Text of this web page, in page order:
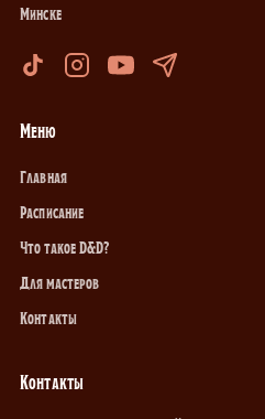
Минске
Меню
Главная
Расписание
Что такое D&D?
Для мастеров
Контакты
Контакты